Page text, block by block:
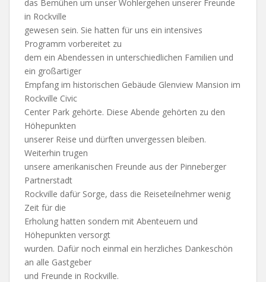
das Bemühen um unser Wohlergehen unserer Freunde
in Rockville
gewesen sein. Sie hatten für uns ein intensives
Programm vorbereitet zu
dem ein Abendessen in unterschiedlichen Familien und
ein großartiger
Empfang im historischen Gebäude Glenview Mansion im
Rockville Civic
Center Park gehörte. Diese Abende gehörten zu den
Höhepunkten
unserer Reise und dürften unvergessen bleiben.
Weiterhin trugen
unsere amerikanischen Freunde aus der Pinneberger
Partnerstadt
Rockville dafür Sorge, dass die Reiseteilnehmer wenig
Zeit für die
Erholung hatten sondern mit Abenteuern und
Höhepunkten versorgt
wurden. Dafür noch einmal ein herzliches Dankeschön
an alle Gastgeber
und Freunde in Rockville.